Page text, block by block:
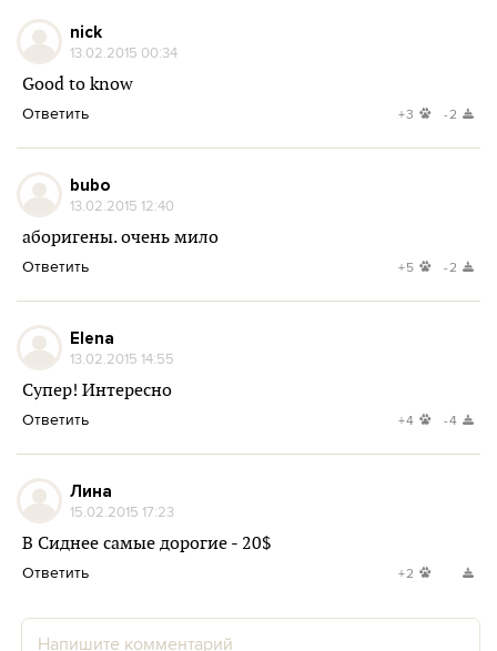
nick
13.02.2015 00:34
Good to know
Ответить +3 -2
bubo
13.02.2015 12:40
аборигены. очень мило
Ответить +5 -2
Elena
13.02.2015 14:55
Супер! Интересно
Ответить +4 -4
Лина
15.02.2015 17:23
В Сиднее самые дорогие - 20$
Ответить +2